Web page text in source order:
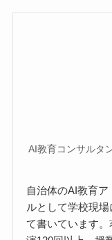
e
er
AI教育コンサルタ
自治体のAI教育
ルとして学校現
て書いています